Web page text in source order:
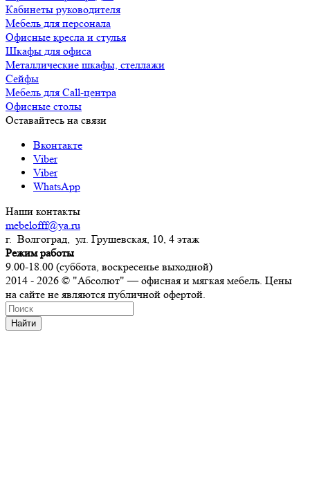
Кабинеты руководителя
Мебель для персонала
Офисные кресла и стулья
Шкафы для офиса
Металлические шкафы, стеллажи
Сейфы
Мебель для Call-центра
Офисные столы
Оставайтесь на связи
Вконтакте
Viber
Viber
WhatsApp
Наши контакты
mebelofff@ya.ru
г. Волгоград, ул. Грушевская, 10, 4 этаж
Режим работы
9.00-18.00 (суббота, воскресенье выходной)
2014 - 2026 © "Абсолют" — офисная и мягкая мебель. Цены
на сайте не являются публичной офертой.
Найти